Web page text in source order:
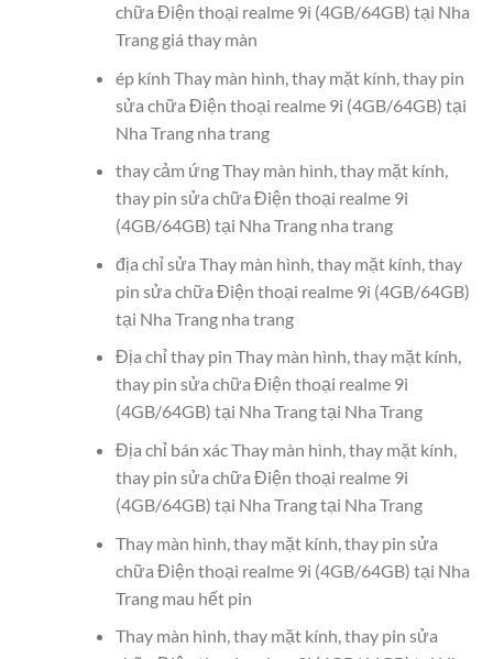
chữa Điện thoại realme 9i (4GB/64GB) tại Nha
Trang giá thay màn
ép kính Thay màn hình, thay mặt kính, thay pin
sửa chữa Điện thoại realme 9i (4GB/64GB) tại
Nha Trang nha trang
thay cảm ứng Thay màn hình, thay mặt kính,
thay pin sửa chữa Điện thoại realme 9i
(4GB/64GB) tại Nha Trang nha trang
địa chỉ sửa Thay màn hình, thay mặt kính, thay
pin sửa chữa Điện thoại realme 9i (4GB/64GB)
tại Nha Trang nha trang
Địa chỉ thay pin Thay màn hình, thay mặt kính,
thay pin sửa chữa Điện thoại realme 9i
(4GB/64GB) tại Nha Trang tại Nha Trang
Địa chỉ bán xác Thay màn hình, thay mặt kính,
thay pin sửa chữa Điện thoại realme 9i
(4GB/64GB) tại Nha Trang tại Nha Trang
Thay màn hình, thay mặt kính, thay pin sửa
chữa Điện thoại realme 9i (4GB/64GB) tại Nha
Trang mau hết pin
Thay màn hình, thay mặt kính, thay pin sửa